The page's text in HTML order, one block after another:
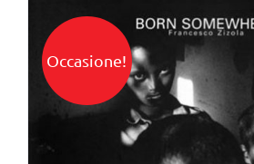
Occasione!